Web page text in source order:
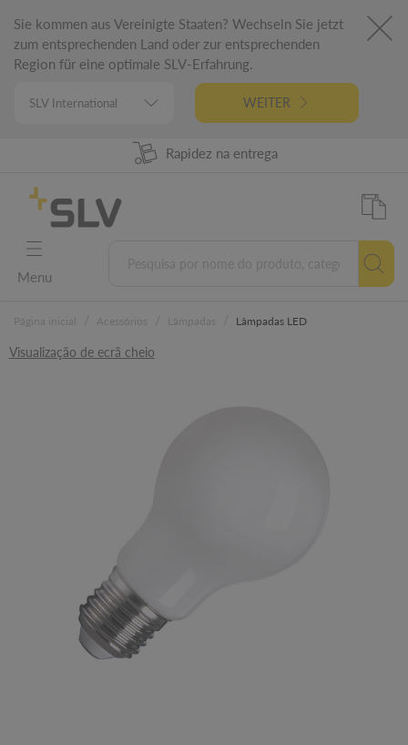
Sie kommen aus Vereinigte Staaten? Wechseln Sie jetzt
zum entsprechenden Land oder zur entsprechenden
Region für eine optimale SLV-Erfahrung.
WEITER
98% Disponibilidade dos produtos
Rapidez na entrega
5 anos garantia
Engenharia alemã
Menu
Lâmpadas LED
Visualização de ecrã cheio